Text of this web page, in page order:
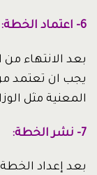
6- اعتماد الخطة:
بعد الانتهاء من
يجب ان تعتمد
المعنية مثل
7- نشر الخطة:
بعد إعداد